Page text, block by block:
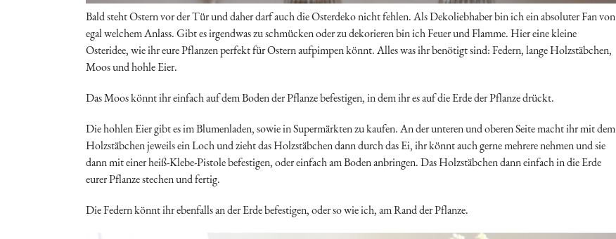
Bald steht Ostern vor der Tür und daher darf auch die Osterdeko nicht fehlen. Als Dekoliebhaber bin ich ein absoluter Fan von
egal welchem Anlass. Gibt es irgendwas zu schmücken oder zu dekorieren bin ich Feuer und Flamme. Hier eine kleine
Osteridee, wie ihr eure Pflanzen perfekt für Ostern aufpimpen könnt. Alles was ihr benötigt sind: Federn, lange Holzstäbchen,
Moos und hohle Eier.
Das Moos könnt ihr einfach auf dem Boden der Pflanze befestigen, in dem ihr es auf die Erde der Pflanze drückt.
Die hohlen Eier gibt es im Blumenladen, sowie in Supermärkten zu kaufen. An der unteren und oberen Seite macht ihr mit dem
Holzstäbchen jeweils ein Loch und zieht das Holzstäbchen dann durch das Ei, ihr könnt auch gerne mehrere nehmen und sie
dann mit einer heiß-Klebe-Pistole befestigen, oder einfach am Boden anbringen. Das Holzstäbchen dann einfach in die Erde
eurer Pflanze stechen und fertig.
Die Federn könnt ihr ebenfalls an der Erde befestigen, oder so wie ich, am Rand der Pflanze.